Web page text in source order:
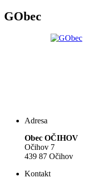
GObec
Adresa
Obec OČIHOV
Očihov 7
439 87 Očihov
Kontakt